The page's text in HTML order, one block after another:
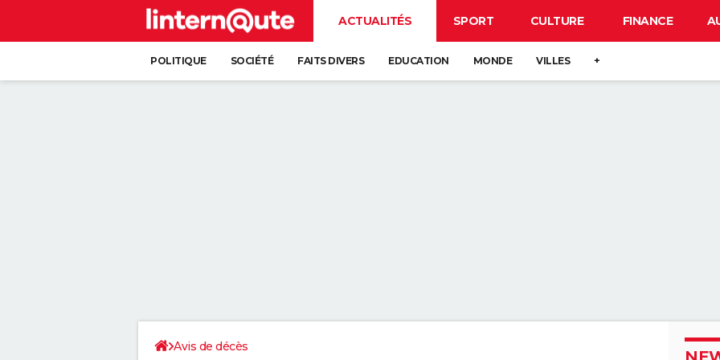
ACTUALITÉS SPORT CULTURE FINANCE
POLITIQUE SOCIÉTÉ FAITS DIVERS EDUCATION MONDE VILLES +
Avis de décès